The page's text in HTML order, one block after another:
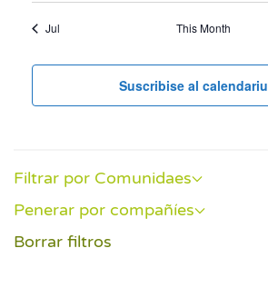
Jul This Month
Suscribise al calendariu
Filtrar por Comunidaes
Penerar por compañíes
Borrar filtros